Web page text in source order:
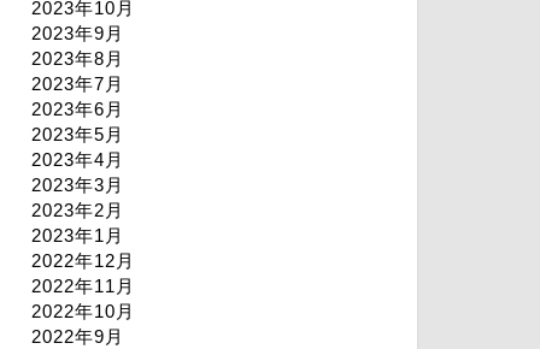
2023年10月
2023年9月
2023年8月
2023年7月
2023年6月
2023年5月
2023年4月
2023年3月
2023年2月
2023年1月
2022年12月
2022年11月
2022年10月
2022年9月